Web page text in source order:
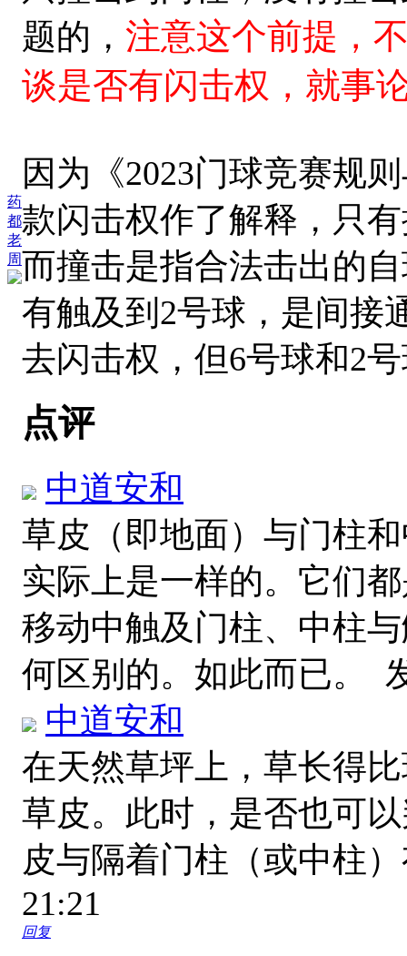
药
都
老
周
题的， 注意这个前提，
谈是否有闪击权，就事
因为《2023门球竞赛规
款闪击权作了解释，只
而撞击是指合法击出的
有触及到2号球，是间接
去闪击权，但6号球和2
点评
中道安和
草皮（即地面）与门柱
实际上是一样的。它们
移动中触及门柱、中柱
何区别的。如此而已。
中道安和
在天然草坪上，草长得
草皮。此时，是否也可
皮与隔着门柱（或中柱
21:21
回复